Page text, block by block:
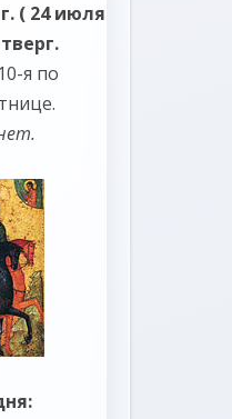
( 24 июля
я по